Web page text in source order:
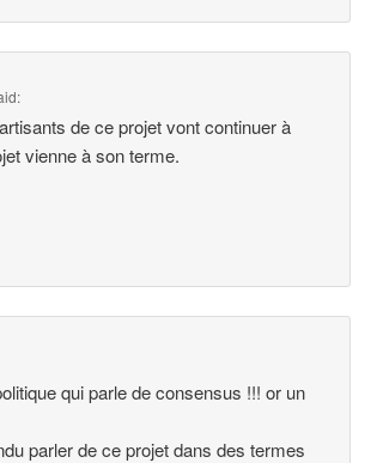
de ce projet vont continuer à
vienne à son terme.
qui parle de consensus !!! or un
parler de ce projet dans des termes